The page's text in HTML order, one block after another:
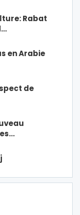
Rabat
en Arabie
de